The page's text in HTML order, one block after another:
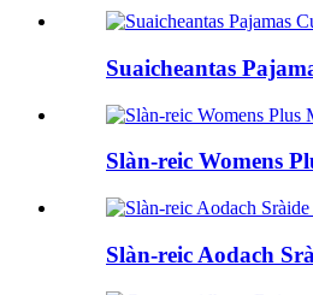
Suaicheantas
Slàn-reic Womens
Slàn-reic Aodach